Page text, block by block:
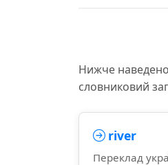
Нижче наведено
словниковий
river
Переклад